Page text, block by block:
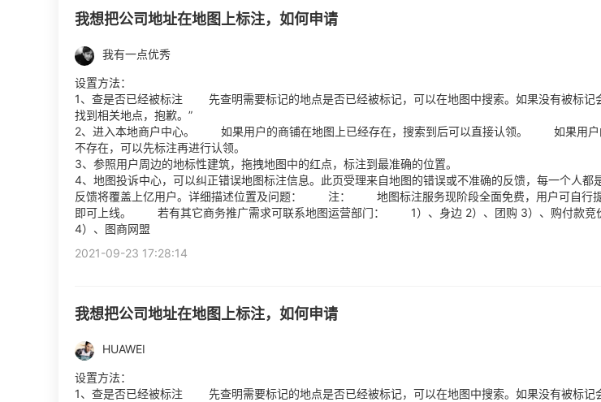
我想把公司地址在地图上标注，如何申请
我有一点优秀
设置方法：
1、查是否已经被标注 先查明需要标记的地点是否已经被标记，可以在地图中搜索。如果没有被标记
找到相关地点，抱歉。”
2、进入本地商户中心。 如果用户的商铺在地图上已经存在，搜索到后可以直接认领。 如果用户
不存在，可以先标注再进行认领。
3、参照用户周边的地标性建筑，拖拽地图中的红点，标注到最准确的位置。
4、地图投诉中心，可以纠正错误地图标注信息。此页受理来自地图的错误或不准确的反馈，每一个人都
反馈将覆盖上亿用户。详细描述位置及问题： 注： 地图标注服务现阶段全面免费，用户可自行
即可上线。 若有其它商务推广需求可联系地图运营部门： 1）、身边 2）、团购 3）、购付款竞
4）、图商网盟
2021-09-23 17:28:14
我想把公司地址在地图上标注，如何申请
HUAWEI
设置方法：
1、查是否已经被标注 先查明需要标记的地点是否已经被标记，可以在地图中搜索。如果没有被标记